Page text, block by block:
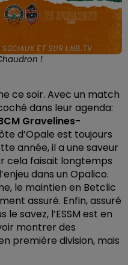
!
ce soir. Avec un match
dans leur agenda:
Gravelines-
d’Opale est toujours
année, il a une saveur
cela faisait longtemps
dans un Opalico.
le maintien en Betclic
assuré. Enfin, assuré
savez, l’ESSM est en
montrer des
première division, mais